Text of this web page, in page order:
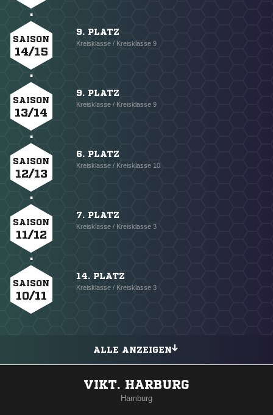
SAISON
14/15
9. PLATZ
Kreisklasse / Kreisklasse 9
SAISON
13/14
9. PLATZ
Kreisklasse / Kreisklasse 9
SAISON
12/13
6. PLATZ
Kreisklasse / Kreisklasse 10
SAISON
11/12
7. PLATZ
Kreisklasse / Kreisklasse 3
SAISON
10/11
14. PLATZ
Kreisklasse / Kreisklasse 3
ALLE ANZEIGEN
VIKT. HARBURG
Hamburg